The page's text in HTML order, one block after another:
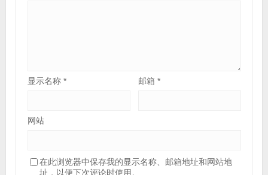
显示名称 * 邮箱*
网站
在此浏览器中保存我的显示名称、邮箱地址和网站地
址，以便下次评论时使用。